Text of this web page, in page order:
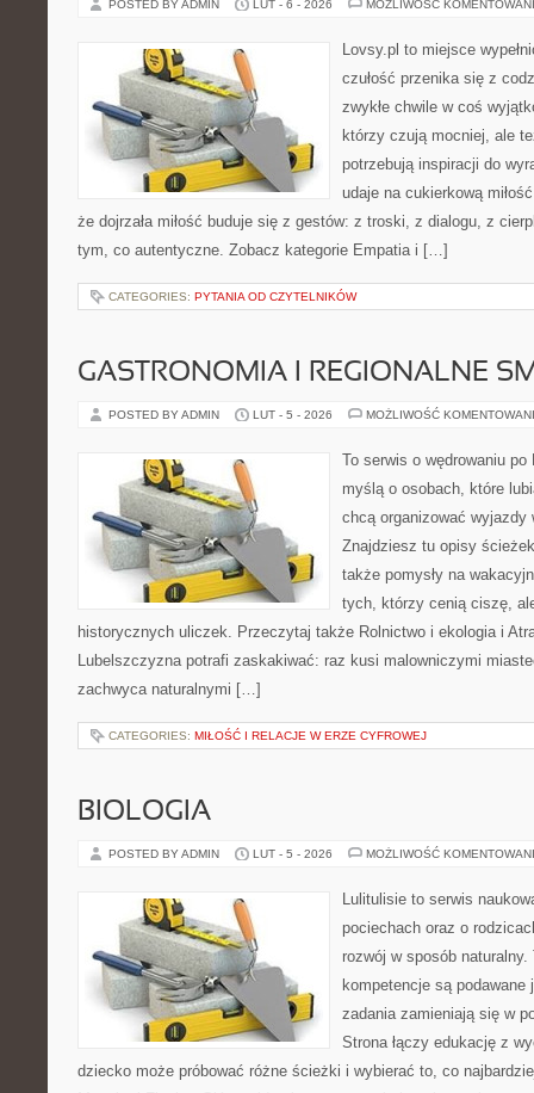
POSTED BY ADMIN LUT - 6 - 2026 MOŻLIWOŚĆ
Lovsy.pl to miejsce
czułość przenika się z
zwykłe chwile w coś
którzy czują mocniej, ale
potrzebują inspiracji do
udaje na cukierkową
że dojrzała miłość buduje się z gestów: z troski, z dialogu, z
tym, co autentyczne. Zobacz kategorie Empatia i […]
CATEGORIES: PYTANIA OD CZYTELNIKÓW
GASTRONOMIA I REGIONALNE
POSTED BY ADMIN LUT - 5 - 2026 MOŻLIWOŚĆ
To serwis o wędrowaniu
myślą o osobach, które
chcą organizować wyjazdy
Znajdziesz tu opisy
także pomysły na
tych, którzy cenią ciszę,
historycznych uliczek. Przeczytaj także Rolnictwo i ekologia i
Lubelszczyzna potrafi zaskakiwać: raz kusi malowniczymi
zachwyca naturalnymi […]
CATEGORIES: MIŁOŚĆ I RELACJE W ERZE CYFROWEJ
BIOLOGIA
POSTED BY ADMIN LUT - 5 - 2026 MOŻLIWOŚĆ
Lulitulisie to serwis
pociechach oraz o
rozwój w sposób
kompetencje są
zadania zamieniają się w
Strona łączy edukację z
dziecko może próbować różne ścieżki i wybierać to, co